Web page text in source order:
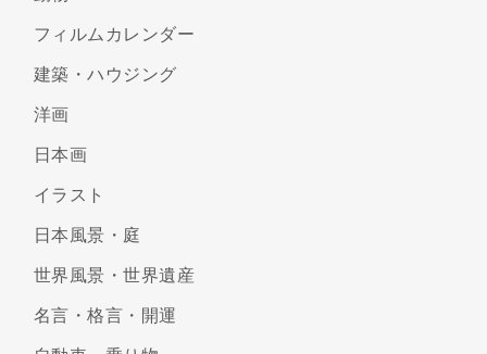
フィルムカレンダー
建築・ハウジング
洋画
日本画
イラスト
日本風景・庭
世界風景・世界遺産
名言・格言・開運